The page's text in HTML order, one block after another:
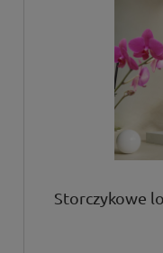
Storczykowe